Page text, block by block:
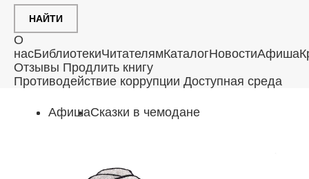
НАЙТИ
О
насБиблиотекиЧитателямКаталогНовостиАфиша
Отзывы Продлить книгу
Противодействие коррупции Доступная среда
АфишаСказки в чемодане